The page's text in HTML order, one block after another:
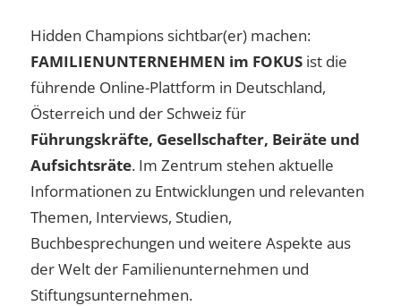
Hidden Champions sichtbar(er) machen:
FAMILIENUNTERNEHMEN im FOKUS ist die
führende Online-Plattform in Deutschland,
Österreich und der Schweiz für
Führungskräfte, Gesellschafter, Beiräte und
Aufsichtsräte. Im Zentrum stehen aktuelle
Informationen zu Entwicklungen und relevanten
Themen, Interviews, Studien,
Buchbesprechungen und weitere Aspekte aus
der Welt der Familienunternehmen und
Stiftungsunternehmen.